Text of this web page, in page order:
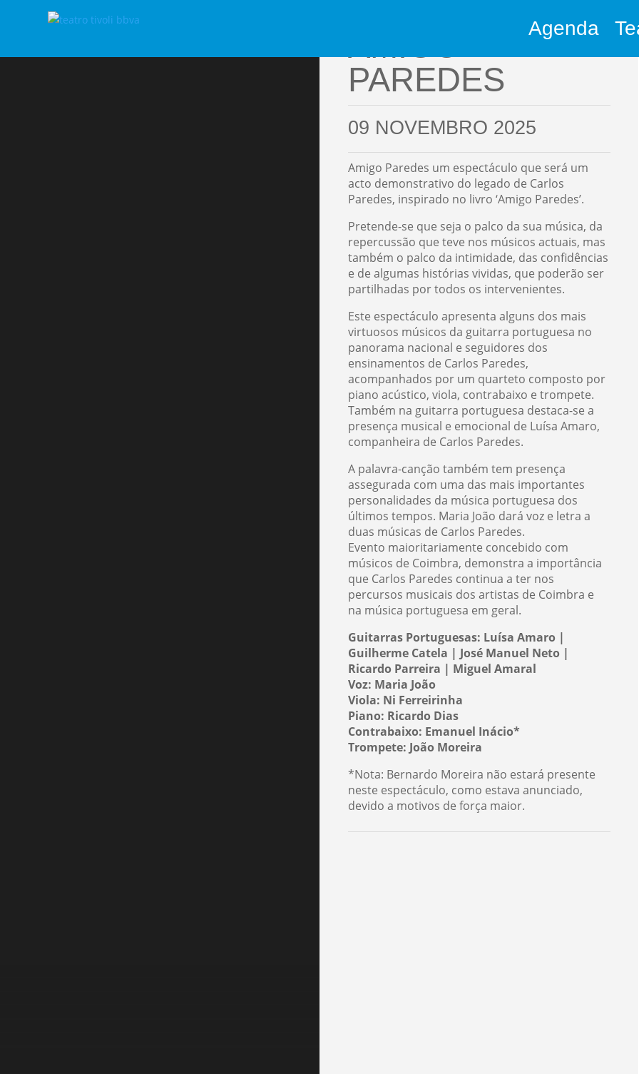
Agenda
PAREDES
09 NOVEMBRO 2025
Amigo Paredes um espectáculo que será um
acto demonstrativo do legado de Carlos
Paredes, inspirado no livro ‘Amigo Paredes’.
Pretende-se que seja o palco da sua música, da
repercussão que teve nos músicos actuais, mas
também o palco da intimidade, das confidências
e de algumas histórias vividas, que poderão ser
partilhadas por todos os intervenientes.
Este espectáculo apresenta alguns dos mais
virtuosos músicos da guitarra portuguesa no
panorama nacional e seguidores dos
ensinamentos de Carlos Paredes,
acompanhados por um quarteto composto por
piano acústico, viola, contrabaixo e trompete.
Também na guitarra portuguesa destaca-se a
presença musical e emocional de Luísa Amaro,
companheira de Carlos Paredes.
A palavra-canção também tem presença
assegurada com uma das mais importantes
personalidades da música portuguesa dos
últimos tempos. Maria João dará voz e letra a
duas músicas de Carlos Paredes.
Evento maioritariamente concebido com
músicos de Coimbra, demonstra a importância
que Carlos Paredes continua a ter nos
percursos musicais dos artistas de Coimbra e
na música portuguesa em geral.
Guitarras Portuguesas: Luísa Amaro |
Guilherme Catela | José Manuel Neto |
Ricardo Parreira | Miguel Amaral
Voz: Maria João
Viola: Ni Ferreirinha
Piano: Ricardo Dias
Contrabaixo: Emanuel Inácio*
Trompete: João Moreira
*Nota: Bernardo Moreira não estará presente
neste espectáculo, como estava anunciado,
devido a motivos de força maior.